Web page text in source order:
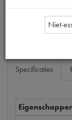
Mail ons
Specificaties
Niet-